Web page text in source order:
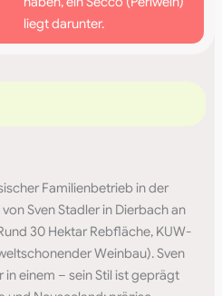
liegt darunter.
Familienbetrieb in der
Sven Stadler in Dierbach an
30 Hektar Rebfläche, KUW-
Weinbau). Sven
einem – sein Stil ist geprägt